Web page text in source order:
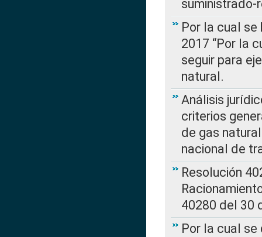
Por la cual se
2017 “Por la
seguir para
natural.
Análisis
criterios
de gas
nacional de
Resolución
40280 del 30
Por la cual